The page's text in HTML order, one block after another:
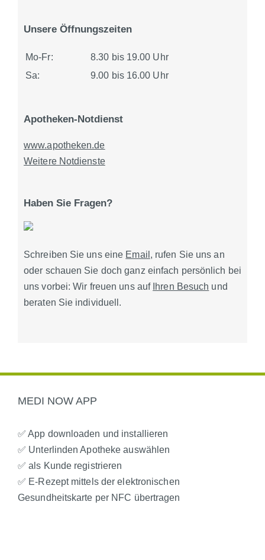
Unsere Öffnungszeiten
Mo-Fr:
8.30 bis 19.00 Uhr
Sa:
9.00 bis 16.00 Uhr
Apotheken-Notdienst
www.apotheken.de
Weitere Notdienste
Haben Sie Fragen?
Schreiben Sie uns eine Email , rufen Sie uns an
oder schauen Sie doch ganz einfach persönlich bei
uns vorbei: Wir freuen uns auf Ihren Besuch und
beraten Sie individuell.
MEDI NOW APP
✅ App downloaden und installieren
✅ Unterlinden Apotheke auswählen
✅ als Kunde registrieren
✅ E-Rezept mittels der elektronischen
Gesundheitskarte per NFC übertragen